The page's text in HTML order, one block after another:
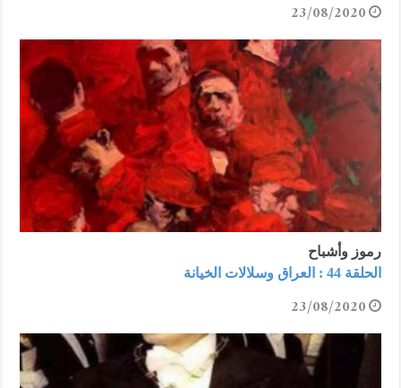
23/08/2020
رموز وأشباح
الحلقة 44 : العراق وسلالات الخيانة
23/08/2020